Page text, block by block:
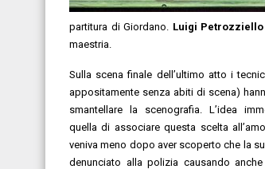
partitura di Giordano. Luigi Petrozziello
maestria.
Sulla scena finale dell’ultimo atto i
appositamente senza abiti di scena)
smantellare la scenografia. L’idea
quella di associare questa scelta
veniva meno dopo aver scoperto che la
denunciato alla polizia causando